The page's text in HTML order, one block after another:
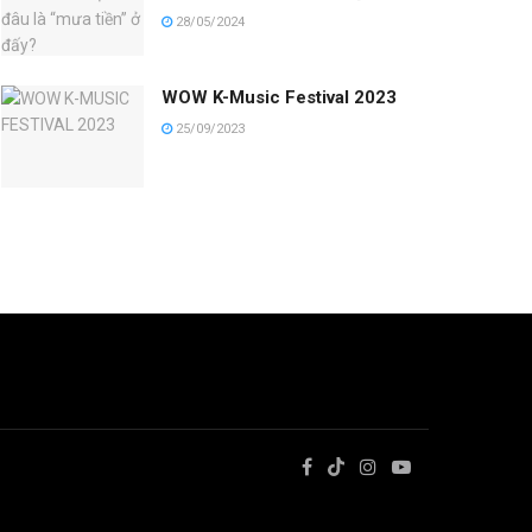
28/05/2024
WOW K-Music Festival 2023
25/09/2023